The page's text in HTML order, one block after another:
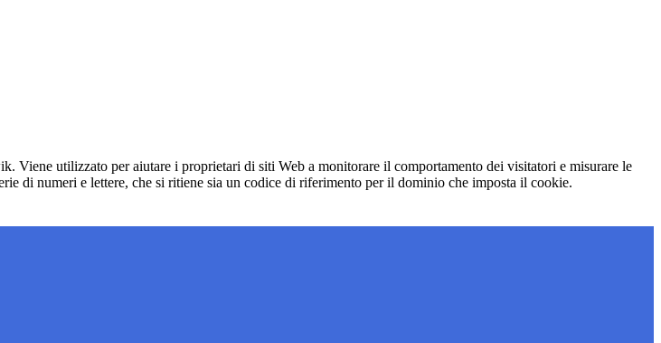
Viene utilizzato per aiutare i proprietari di siti Web a monitorare il comportamento dei visitatori e misurare le
di numeri e lettere, che si ritiene sia un codice di riferimento per il dominio che imposta il cookie.